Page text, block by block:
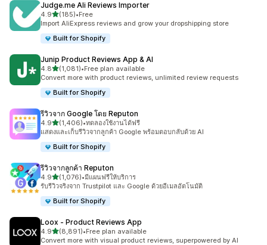
Judge.me Ali Reviews Importer
4.9เต็ม 5 ดาว
(185)
ทั้งหมด 185 รีวิว
•Free
Import AliExpress reviews and grow your dropshipping store
Built for Shopify
Junip Product Reviews App & AI
4.8เต็ม 5 ดาว
(1,081)
ทั้งหมด 1081 รีวิว
•Free plan available
Convert more with product reviews, unlimited review requests
Built for Shopify
รีวิวจาก Google โดย Reputon
4.9เต็ม 5 ดาว
(1,406)
ทั้งหมด 1406 รีวิว
•ทดลองใช้งานได้ฟรี
แสดงและเก็บรีวิวจากลูกค้า Google พร้อมตอบกลับด้วย AI
Built for Shopify
รีวิวจากลูกค้า Reputon
4.9เต็ม 5 ดาว
(1,076)
ทั้งหมด 1076 รีวิว
•มีแผนฟรีให้บริการ
รับรีวิวจริงจาก Trustpilot และ Google ด้วยอีเมลอัตโนมัติ
Built for Shopify
Loox ‑ Product Reviews App
4.9เต็ม 5 ดาว
(8,891)
ทั้งหมด 8891 รีวิว
•Free plan available
Convert more with visual product reviews, superpowered by AI